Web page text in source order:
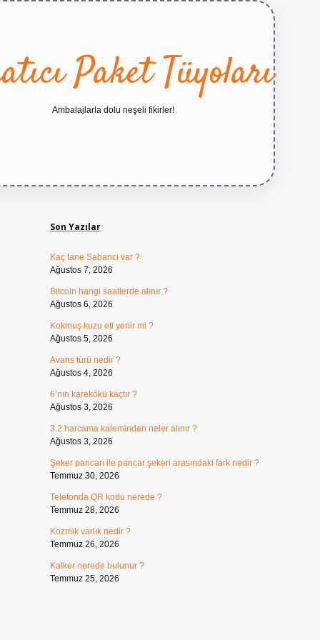
Paket Tüyoları
Ambalajlarla dolu neşeli fikirler!
Son Yazılar
Kaç tane Sabancı var ?
Ağustos 7, 2026
Bitcoin hangi saatlerde alınır ?
Ağustos 6, 2026
Kokmuş kuzu eti yenir mi ?
Ağustos 5, 2026
Avans türü nedir ?
Ağustos 4, 2026
6’nın karekökü kaçtır ?
Ağustos 3, 2026
3.2 harcama kaleminden neler alınır ?
Ağustos 3, 2026
Şeker pancarı ile pancar şekeri arasındaki fark nedir ?
Temmuz 30, 2026
Telefonda QR kodu nerede ?
Temmuz 28, 2026
Kozmik varlık nedir ?
Temmuz 26, 2026
Kalker nerede bulunur ?
Temmuz 25, 2026